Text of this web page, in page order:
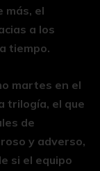
más, el
a los
tiempo.
martes en el
trilogía, el que
de
y adverso,
si el equipo